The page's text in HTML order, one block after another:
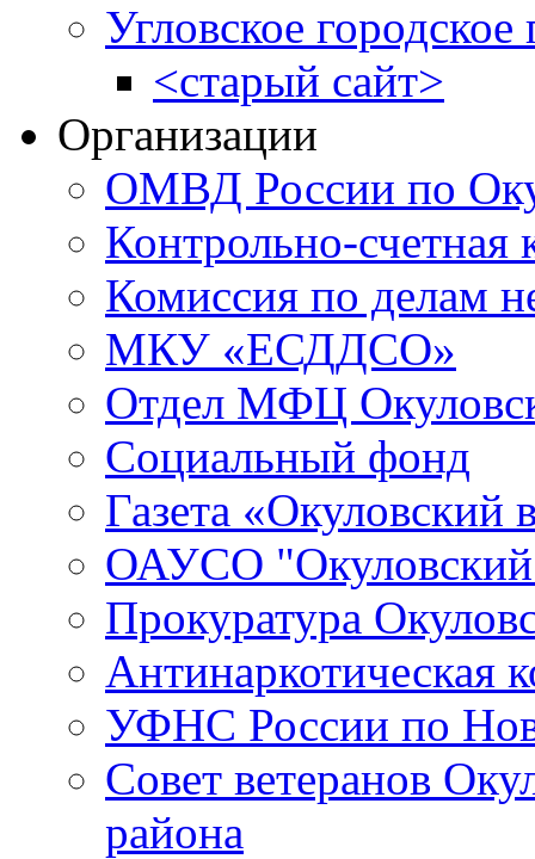
Угловское городское
<старый сайт>
Организации
ОМВД России по
Контрольно-счетная
Комиссия по делам
МКУ «ЕСДДСО»
Отдел МФЦ
Социальный фонд
Газета «Окуловский
ОАУСО
Прокуратура
Антинаркотическая
УФНС России по
Совет ветеранов
района